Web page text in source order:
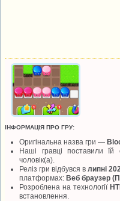
ІНФОРМАЦІЯ ПРО ГРУ:
Оригінальна назва гри —
Наші гравці поставили їй
чоловік(а).
Реліз гри відбувся влипні
платформах:Веб браузер
Розроблена на технології
встановлення.